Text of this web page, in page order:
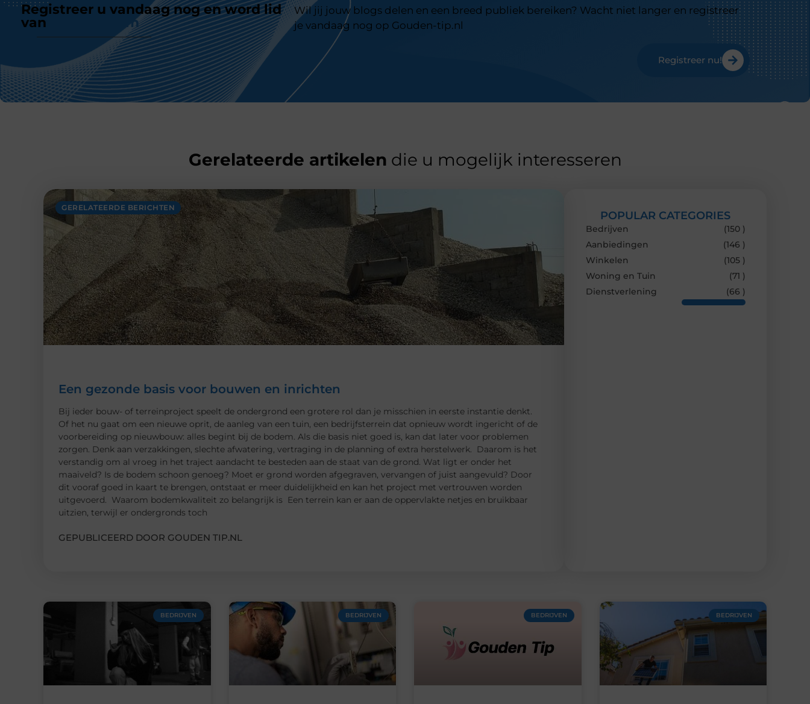
Registreer u vandaag nog en word lid
van
ons platform
Wil jij jouw blogs delen en een breed publiek bereiken? Wacht niet langer en registreer
je vandaag nog op Gouden-tip.nl
Registreer nu!
Gerelateerde artikelen die u mogelijk interesseren
GERELATEERDE BERICHTEN
Een gezonde basis voor bouwen en inrichten
Bij ieder bouw- of terreinproject speelt de ondergrond een grotere rol dan je misschien in eerste instantie denkt.
Of het nu gaat om een nieuwe oprit, de aanleg van een tuin, een bedrijfsterrein dat opnieuw wordt ingericht of de
voorbereiding op nieuwbouw: alles begint bij de bodem. Als die basis niet goed is, kan dat later voor problemen
zorgen. Denk aan verzakkingen, slechte afwatering, vertraging in de planning of extra herstelwerk. Daarom is het
verstandig om al vroeg in het traject aandacht te besteden aan de staat van de grond. Wat ligt er onder het
maaiveld? Is de bodem schoon genoeg? Moet er grond worden afgegraven, vervangen of juist aangevuld? Door
dit vooraf goed in kaart te brengen, ontstaat er meer duidelijkheid en kan het project met vertrouwen worden
uitgevoerd. Waarom bodemkwaliteit zo belangrijk is Een terrein kan er aan de oppervlakte netjes en bruikbaar
uitzien, terwijl er ondergronds toch
GEPUBLICEERD DOOR GOUDEN TIP.NL
POPULAR CATEGORIES
Bedrijven
(150 )
Aanbiedingen
(146 )
Winkelen
(105 )
Woning en Tuin
(71 )
Dienstverlening
(66 )
BEDRIJVEN BEDRIJVEN BEDRIJVEN BEDRIJVEN